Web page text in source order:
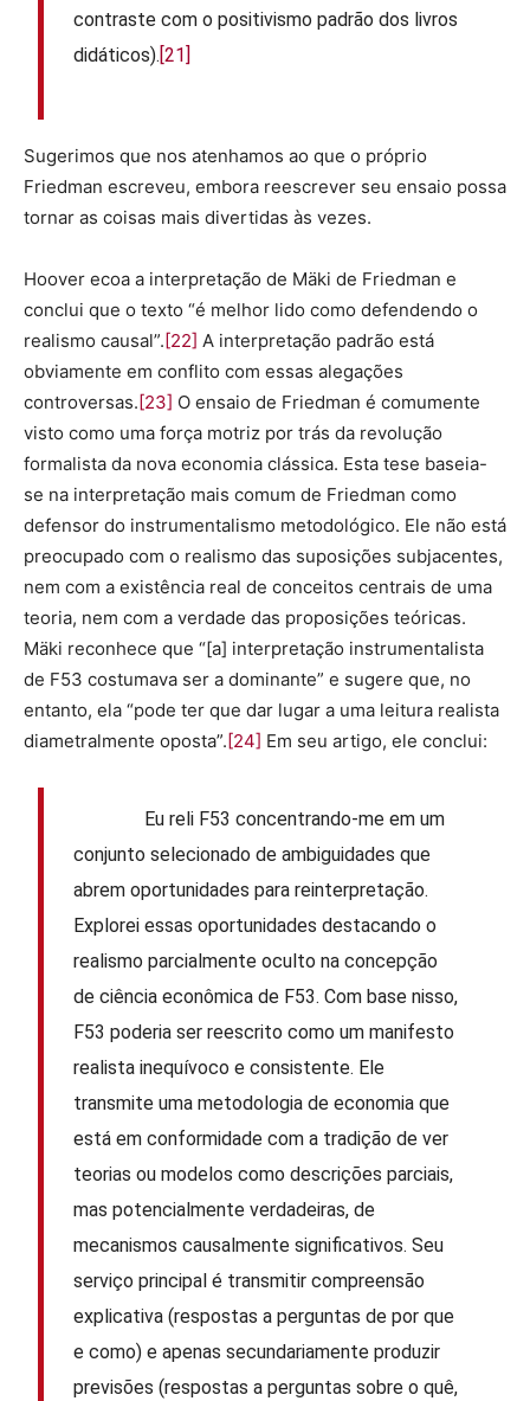
contraste com o positivismo padrão dos livros
didáticos).[21]
Sugerimos que nos atenhamos ao que o próprio
Friedman escreveu, embora reescrever seu ensaio possa
tornar as coisas mais divertidas às vezes.
Hoover ecoa a interpretação de Mäki de Friedman e
conclui que o texto “é melhor lido como defendendo o
realismo causal”.[22] A interpretação padrão está
obviamente em conflito com essas alegações
controversas.[23] O ensaio de Friedman é comumente
visto como uma força motriz por trás da revolução
formalista da nova economia clássica. Esta tese baseia-
se na interpretação mais comum de Friedman como
defensor do instrumentalismo metodológico. Ele não está
preocupado com o realismo das suposições subjacentes,
nem com a existência real de conceitos centrais de uma
teoria, nem com a verdade das proposições teóricas.
Mäki reconhece que “[a] interpretação instrumentalista
de F53 costumava ser a dominante” e sugere que, no
entanto, ela “pode ter que dar lugar a uma leitura realista
diametralmente oposta”.[24] Em seu artigo, ele conclui:
Eu reli F53 concentrando-me em um
conjunto selecionado de ambiguidades que
abrem oportunidades para reinterpretação.
Explorei essas oportunidades destacando o
realismo parcialmente oculto na concepção
de ciência econômica de F53. Com base nisso,
F53 poderia ser reescrito como um manifesto
realista inequívoco e consistente. Ele
transmite uma metodologia de economia que
está em conformidade com a tradição de ver
teorias ou modelos como descrições parciais,
mas potencialmente verdadeiras, de
mecanismos causalmente significativos. Seu
serviço principal é transmitir compreensão
explicativa (respostas a perguntas de por que
e como) e apenas secundariamente produzir
previsões (respostas a perguntas sobre o quê,